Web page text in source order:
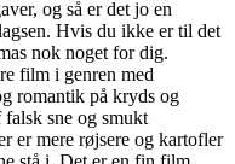
og så er det jo en
Hvis du ikke er til det
nok noget for dig.
film i genren med
romantik på kryds og
sne og smukt
er mere røjsere og kartofler